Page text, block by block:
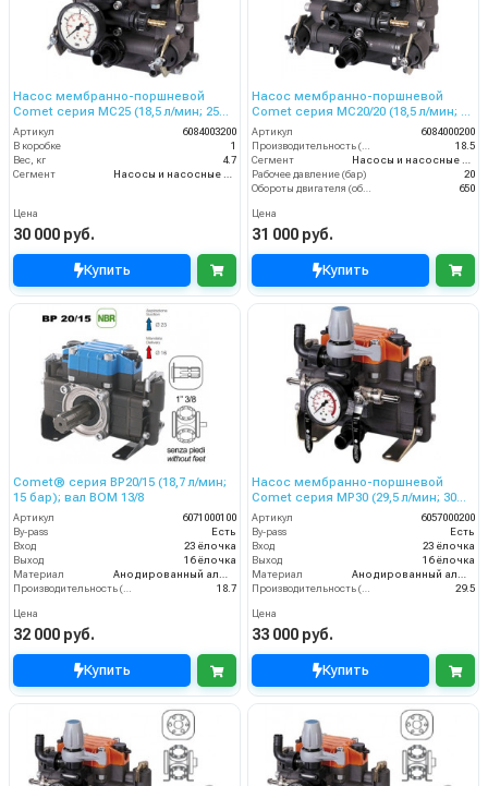
Насос мембранно-поршневой
Comet серия МС25 (18,5 л/мин; 25
бар)
Артикул
6084003200
В коробке
1
Вес, кг
4.7
Сегмент
Цена
30 000 руб.
Купить
Насос мембранно-поршневой
Comet серия МC20/20 (18,5 л/мин; 20
бар)
Артикул
6084000200
18.5
Сегмент
Рабочее давление (бар)
20
650
Цена
31 000 руб.
Купить
Comet® серия ВP20/15 (18,7 л/мин;
15 бар); вал ВОМ 13/8
Артикул
6071000100
By-pass
Есть
Вход
23 ёлочка
Выход
16 ёлочка
Материал
Анодированный алюминий
Производительность (л/мин)
18.7
Цена
32 000 руб.
Купить
Насос мембранно-поршневой
Comet серия МР30 (29,5 л/мин; 30
бар)
Артикул
6057000200
By-pass
Есть
Вход
23 ёлочка
Выход
16 ёлочка
Материал
Анодированный алюминий
Производительность (л/мин)
29.5
Цена
33 000 руб.
Купить